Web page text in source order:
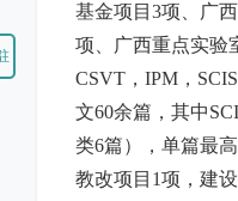
基金项目3项、广
项、广西重点实验
CSVT，IPM，
文60余篇，其中
类6篇），单篇最
教改项目1项，建